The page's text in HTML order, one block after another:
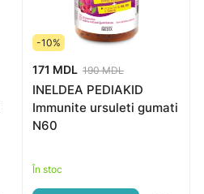
-10%
171 MDL 190 MDL
INELDEA PEDIAKID
Immunite ursuleti gumati
N60
În stoc